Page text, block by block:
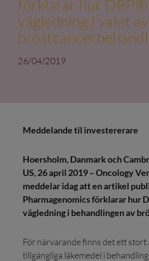
förklarar hur DRP®
vägledning i valet av
26/04/2019
Meddelande til investererare
Hoersholm, Danmark och
US, 26 april 2019 – Oncology
meddelar idag att en artikel
Pharmagenomics förklarar hur
vägledning i behandlingen av
För närvarande finns det ett stort
tillgängliga läkemedel i